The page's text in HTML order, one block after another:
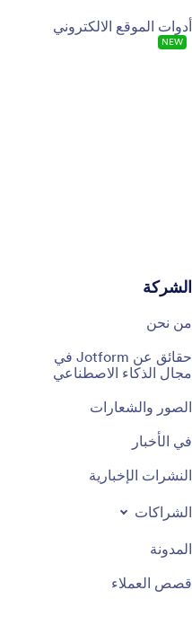
أدوات الموقع الالكتروني
NEW
الشركة
من نحن
حقائق عن Jotform في
مجال الذكاء الاصطناعي
الصور والشعارات
في الأخبار
النشرات الإخبارية
الشراكات
المدونة
قصص العملاء